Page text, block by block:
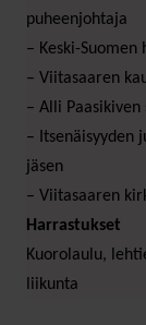
puheenjohtaja
– Keski-
– Viitasaaren
– Alli
– Itsenäisyyden
jäsen
– Viitasaaren
Harrastukset
Kuorolaulu,
liikunta